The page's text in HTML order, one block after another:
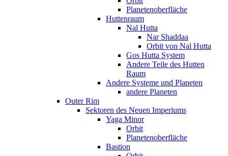
Planetenoberfläche
Huttenraum
Nal Hutta
Nar Shaddaa
Orbit von Nal Hutta
Gos Hutta System
Andere Teile des Hutten
Raum
Andere Systeme und Planeten
andere Planeten
Outer Rim
Sektoren des Neuen Imperiums
Yaga Minor
Orbit
Planetenoberfläche
Bastion